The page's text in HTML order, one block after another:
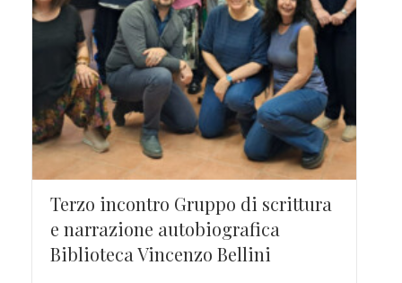
Terzo incontro Gruppo di scrittura
e narrazione autobiografica
Biblioteca Vincenzo Bellini